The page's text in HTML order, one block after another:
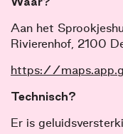
Aan het
Rivierenhof, 2100
https://
Technisch?
Er is